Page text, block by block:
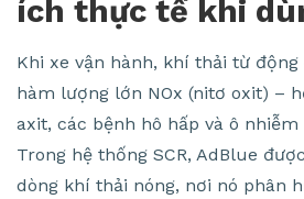
ích thực tế khi
Khi xe vận hành, khí thải từ động
hàm lượng lớn NOx (nitơ oxit) –
axit, các bệnh hô hấp và ô
Trong hệ thống SCR, AdBlue
dòng khí thải nóng, nơi nó phân